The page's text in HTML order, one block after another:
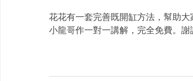
花花有一套完善既開缸方法，幫助
小龍哥作一對一講解，完全免費。謝